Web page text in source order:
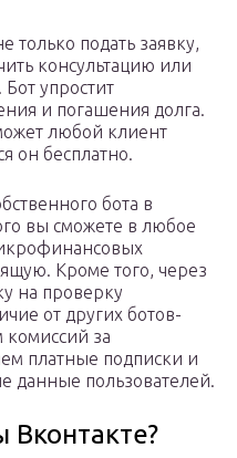
подать заявку,
консультацию или
упростит
и погашения долга.
любой клиент
он бесплатно.
бота в
вы сможете в любое
Кроме того, через
на проверку
от других ботов-
комиссий за
платные подписки и
данные пользователей.
Вконтакте?